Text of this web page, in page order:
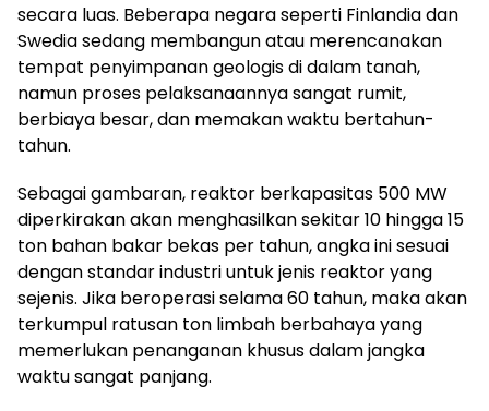
secara luas. Beberapa negara seperti Finlandia dan
Swedia sedang membangun atau merencanakan
tempat penyimpanan geologis di dalam tanah,
namun proses pelaksanaannya sangat rumit,
berbiaya besar, dan memakan waktu bertahun-
tahun.
Sebagai gambaran, reaktor berkapasitas 500 MW
diperkirakan akan menghasilkan sekitar 10 hingga 15
ton bahan bakar bekas per tahun, angka ini sesuai
dengan standar industri untuk jenis reaktor yang
sejenis. Jika beroperasi selama 60 tahun, maka akan
terkumpul ratusan ton limbah berbahaya yang
memerlukan penanganan khusus dalam jangka
waktu sangat panjang.